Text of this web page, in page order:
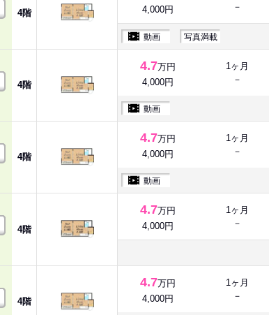
4階
4,000円
－
動画 写真満載
4階
4.7万円
4,000円
1ヶ月
－
動画
4階
4.7万円
4,000円
1ヶ月
－
動画
4階
4.7万円
4,000円
1ヶ月
－
4階
4.7万円
4,000円
1ヶ月
－